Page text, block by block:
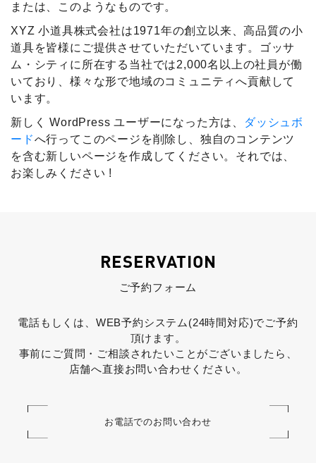
または、このようなものです。
XYZ 小道具株式会社は1971年の創立以来、高品質の小
道具を皆様にご提供させていただいています。ゴッサ
ム・シティに所在する当社では2,000名以上の社員が働
いており、様々な形で地域のコミュニティへ貢献して
います。
新しく WordPress ユーザーになった方は、
ダッシュボ
ードへ行ってこのページを削除し、独自のコンテンツ
を含む新しいページを作成してください。それでは、
お楽しみください !
RESERVATION
ご予約フォーム
電話もしくは、WEB予約システム(24時間対応)でご予約
頂けます。
事前にご質問・ご相談されたいことがございましたら、
店舗へ直接お問い合わせください。
お電話でのお問い合わせ